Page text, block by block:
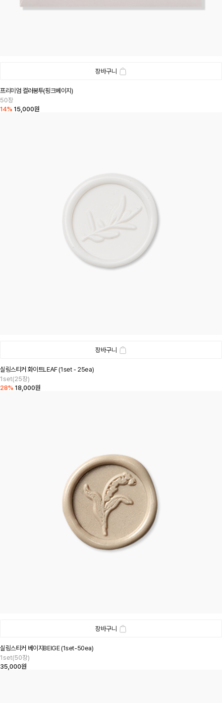
장바구니
프리미엄 컬러봉투(핑크베이지)
50장
14% 15,000원
장바구니
실링스티커 화이트LEAF (1set - 25ea)
1set(25장)
28% 18,000원
장바구니
실링스티커 베이지BEIGE (1set-50ea)
1set(50장)
35,000원